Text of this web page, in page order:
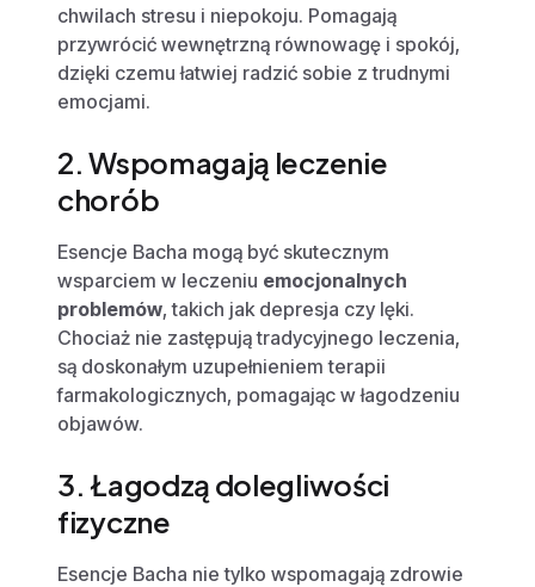
chwilach stresu i niepokoju. Pomagają
przywrócić wewnętrzną równowagę i spokój,
dzięki czemu łatwiej radzić sobie z trudnymi
emocjami.
2. Wspomagają leczenie
chorób
Esencje Bacha mogą być skutecznym
wsparciem w leczeniu emocjonalnych
problemów, takich jak depresja czy lęki.
Chociaż nie zastępują tradycyjnego leczenia,
są doskonałym uzupełnieniem terapii
farmakologicznych, pomagając w łagodzeniu
objawów.
3. Łagodzą dolegliwości
fizyczne
Esencje Bacha nie tylko wspomagają zdrowie